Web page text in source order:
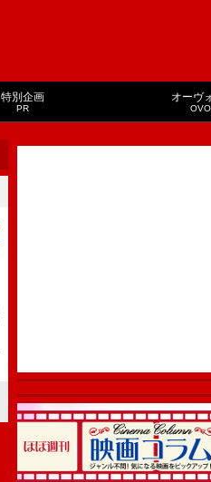
特別企画
PR
オーヴ
OVO